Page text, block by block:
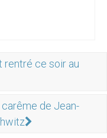
rentré ce soir au
de Jean-